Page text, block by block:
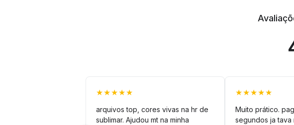
★★★★★
arquivos top, cores vivas na hr de
sublimar. Ajudou mt na minha
★★★★★
Muito prático.
segundos ja tava